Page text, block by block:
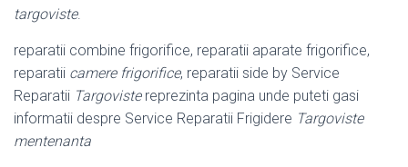
targoviste.
reparatii combine frigorifice, reparatii aparate frigorifice,
reparatii camere frigorifice, reparatii side by Service
Reparatii Targovistereprezinta pagina unde puteti gasi
informatii despre Service Reparatii Frigidere Targoviste
mentenanta